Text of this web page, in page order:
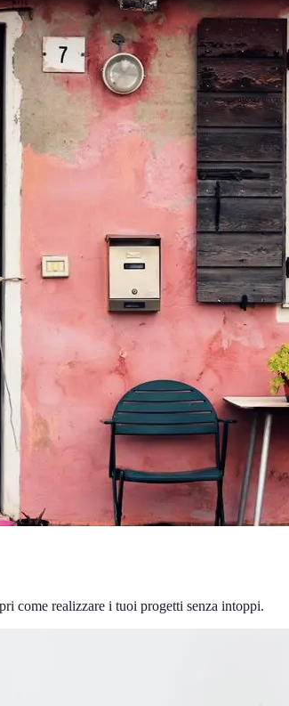
come realizzare i tuoi progetti senza intoppi.